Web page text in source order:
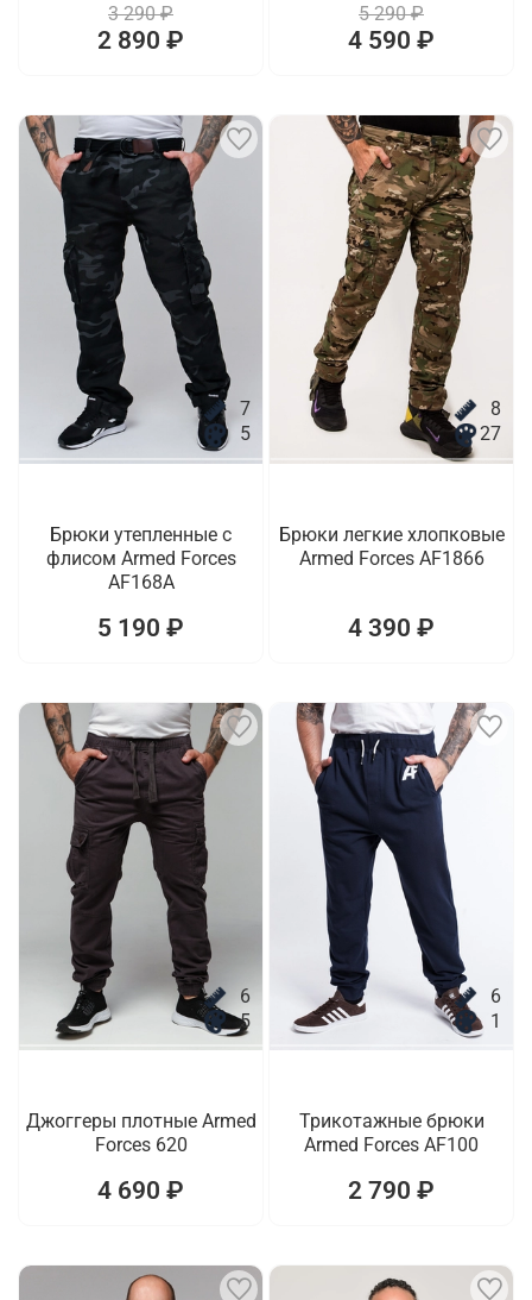
3 290 ₽
2 890 ₽
5 290 ₽
4 590 ₽
7
5
Брюки утепленные с
флисом Armed Forces
AF168A
5 190 ₽
8
27
Брюки легкие хлопковые
Armed Forces AF1866
4 390 ₽
6
5
Джоггеры плотные Armed
Forces 620
4 690 ₽
6
1
Трикотажные брюки
Armed Forces AF100
2 790 ₽